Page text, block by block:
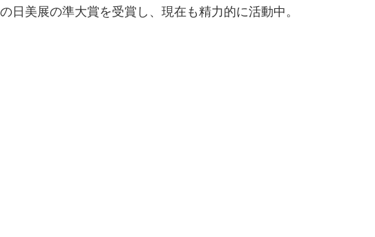
日美展の準大賞を受賞し、現在も精力的に活動中。